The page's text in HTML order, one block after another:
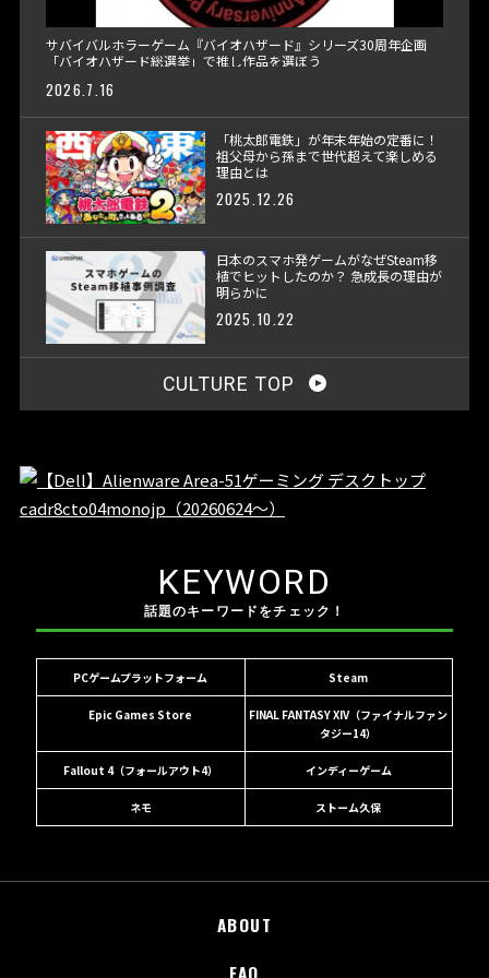
サバイバルホラーゲーム『バイオハザード』シリーズ30周年企画
「バイオハザード総選挙」で推し作品を選ぼう
2026.7.16
「桃太郎電鉄」が年末年始の定番に！
祖父母から孫まで世代超えて楽しめる
理由とは
2025.12.26
日本のスマホ発ゲームがなぜSteam移
植でヒットしたのか？ 急成長の理由が
明らかに
2025.10.22
CULTURE TOP
KEYWORD
話題のキーワードをチェック！
PCゲームプラットフォーム Steam
Epic Games Store
FINAL FANTASY XIV（ファイナルファン
タジー14）
Fallout 4（フォールアウト4） インディーゲーム
ネモ ストーム久保
ABOUT
FAQ